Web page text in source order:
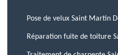
Pose de velux Saint Martin
Réparation fuite de toiture